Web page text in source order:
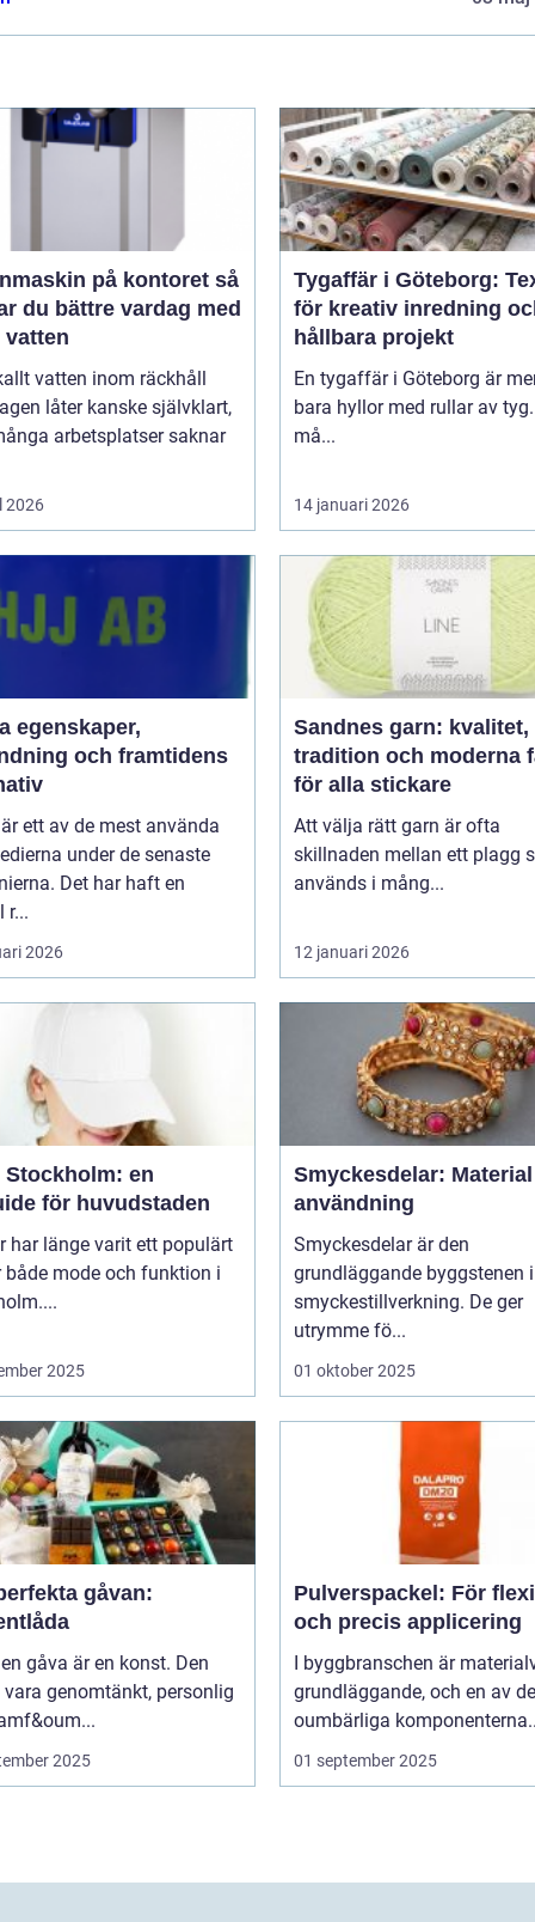
på kontoret så
du bättre vardag med
vatten inom räckhåll
låter kanske självklart,
arbetsplatser saknar
2026
Tygaffär i Göteborg:
för kreativ inredning
hållbara projekt
En tygaffär i Göteborg är
bara hyllor med rullar av
må...
14 januari 2026
och framtidens
ett av de mest använda
under de senaste
Det har haft en
r...
2026
Sandnes garn: kvalitet,
tradition och moderna
för alla stickare
Att välja rätt garn är ofta
skillnaden mellan ett plagg
används i mång...
12 januari 2026
Stockholm: en
för huvudstaden
har länge varit ett populärt
både mode och funktion i
2025
Smyckesdelar:
användning
Smyckesdelar är den
grundläggande byggstenen i
smyckestillverkning. De ger
utrymme fö...
01 oktober 2025
gåvan:
gåva är en konst. Den
genomtänkt, personlig
2025
Pulverspackel: För
och precis applicering
I byggbranschen är
grundläggande, och en av de
oumbärliga
01 september 2025